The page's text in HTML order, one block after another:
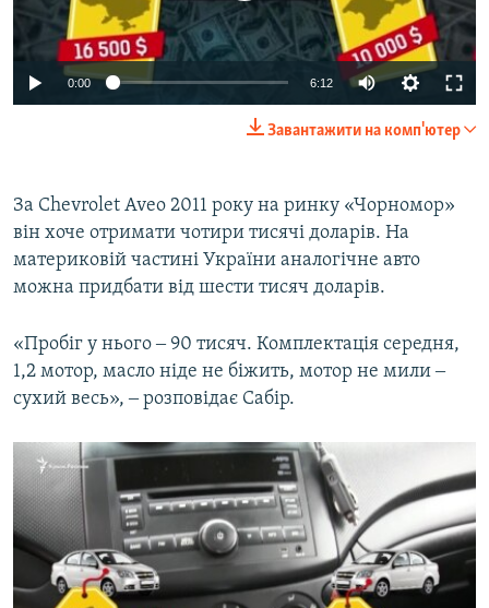
0:00 6:12
Завантажити на комп'ютер
За Chevrolet Aveo 2011 року на ринку «Чорномор»
він хоче отримати чотири тисячі доларів. На
материковій частині України аналогічне авто
можна придбати від шести тисяч доларів.
«Пробіг у нього ‒ 90 тисяч. Комплектація середня,
1,2 мотор, масло ніде не біжить, мотор не мили ‒
сухий весь», ‒ розповідає Сабір.